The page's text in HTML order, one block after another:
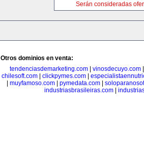
Serán consideradas
Otros dominios en venta:
tendenciasdemarketing.com| vinosdecuyo.com
chilesoft.com
clickpymes.com
muyfamoso.com pymedata.com
industriasbrasileiras.com